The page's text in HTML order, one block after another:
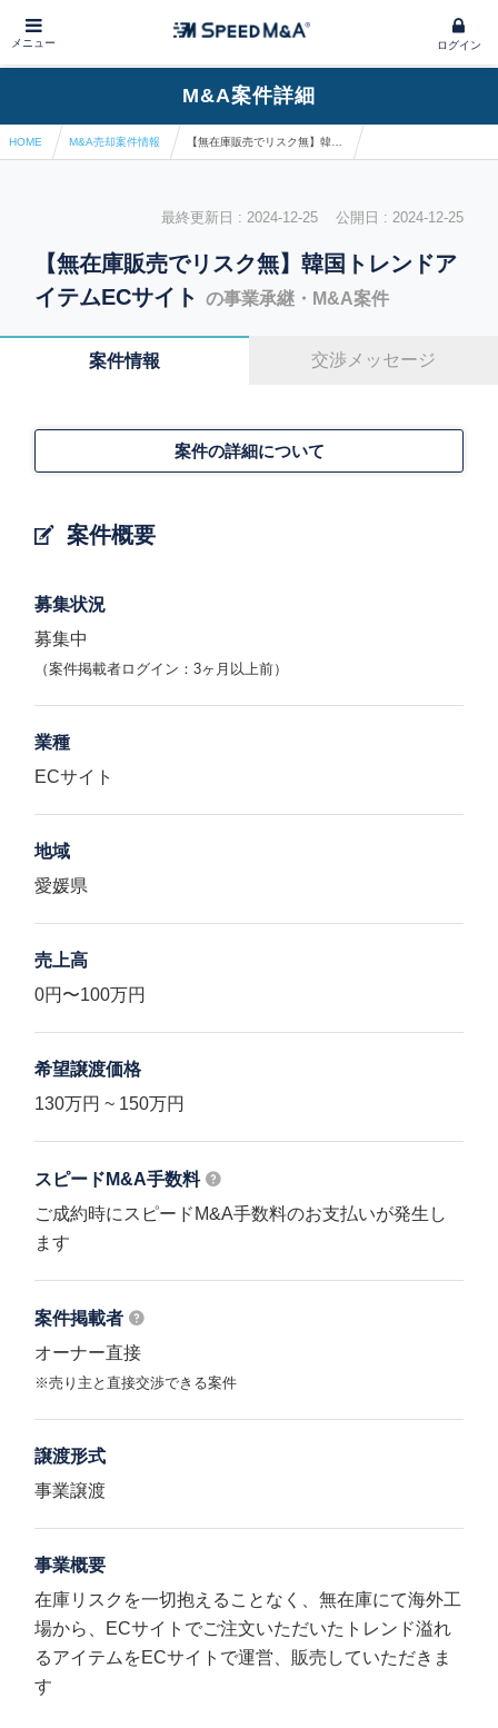
メニュー ログイン
M&A案件詳細
HOME M&A売却案件情報
最終更新日 : 2024-12-25 公開日 : 2024-12-25
【無在庫販売でリスク無】韓国トレンドア
イテムECサイト
の事業承継・M&A案件
案件情報 交渉メッセージ
案件概要
案件の詳細について
募集状況
募集中
（案件掲載者ログイン：3ヶ月以上前）
業種
ECサイト
地域
愛媛県
売上高
0円〜100万円
希望譲渡価格
130万円 ~ 150万円
スピードM&A手数料
ご成約時にスピードM&A手数料のお支払いが発生し
ます
案件掲載者
オーナー直接
※売り主と直接交渉できる案件
譲渡形式
事業譲渡
事業概要
在庫リスクを一切抱えることなく、無在庫にて海外工
場から、ECサイトでご注文いただいたトレンド溢れ
るアイテムをECサイトで運営、販売していただきま
す